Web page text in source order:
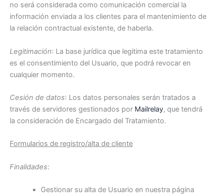
no será considerada como comunicación comercial la
información enviada a los clientes para el mantenimiento de
la relación contractual existente, de haberla.
Legitimación: La base jurídica que legitima este tratamiento
es el consentimiento del Usuario, que podrá revocar en
cualquier momento.
Cesión de datos: Los datos personales serán tratados a
través de servidores gestionados por Mailrelay, que tendrá
la consideración de Encargado del Tratamiento.
Formularios de registro/alta de cliente
Finalidades:
Gestionar su alta de Usuario en nuestra página